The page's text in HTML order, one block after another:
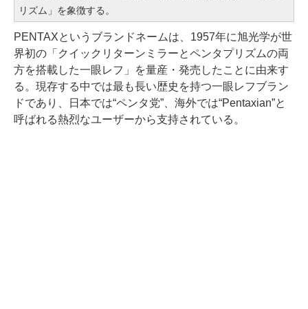
リズム」を象徴する。
PENTAXというブランドネームは、1957年に旭光学が世
界初の「クイックリターンミラーとペンタプリズムの両
方を搭載した一眼レフ」を量産・発売したことに由来す
る。現存する中では最も長い歴史を持つ一眼レフブラン
ドであり、日本では“ペンタ党”、海外では“Pentaxian”と
呼ばれる熱烈なユーザーから支持されている。